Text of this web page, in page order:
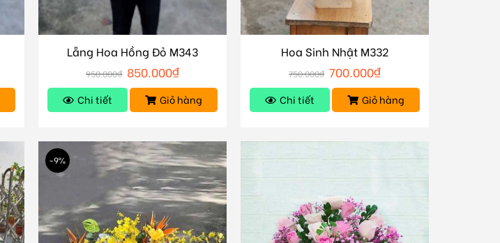
Lẵng Hoa Hồng Đỏ M343
950.000₫ 850.000₫
Chi tiết Giỏ hàng
Hoa Sinh Nhật M332
750.000₫ 700.000₫
Chi tiết Giỏ hàng
-9%